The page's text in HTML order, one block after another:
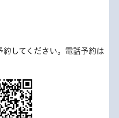
してください。電話予約は